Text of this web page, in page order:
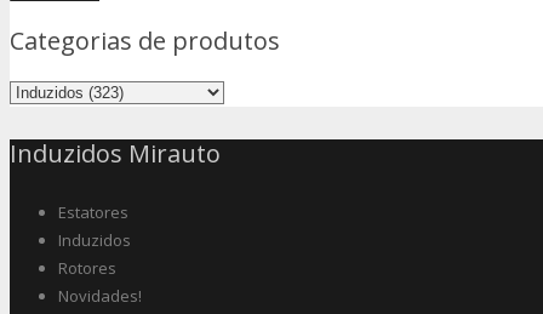
Categorias de produtos
Induzidos Mirauto
Estatores
Induzidos
Rotores
Novidades!